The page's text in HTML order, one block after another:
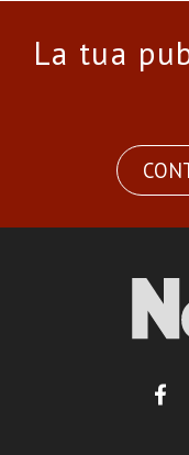
La tua